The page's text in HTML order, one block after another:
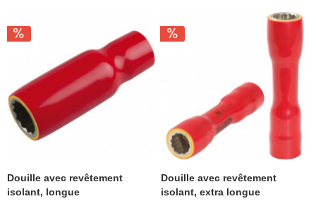
Douille avec revêtement
isolant, longue
Douille avec revêtement
isolant, extra longue